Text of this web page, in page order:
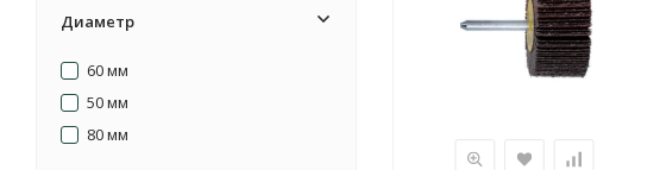
Диаметр
60 мм
50 мм
80 мм